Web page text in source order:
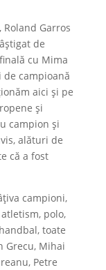
Garros
de
cu Mima
campioană
aici și pe
și
campion și
alături de
că a fost
campioni,
polo,
toate
Grecu, Mihai
Petre